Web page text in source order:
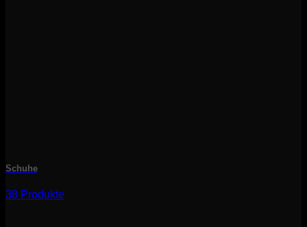
Schuhe
38 Produkte